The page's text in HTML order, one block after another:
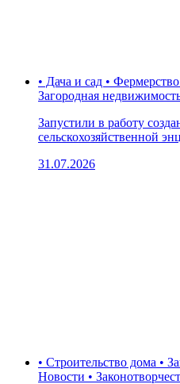
• Дача и сад •
Загородная
Запустили в работу
сельскохозяйственной
31.07.2026
• Строительство дома •
Новости •